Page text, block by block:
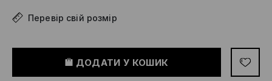
Перевір свій розмір
ДОДАТИ У КОШИК